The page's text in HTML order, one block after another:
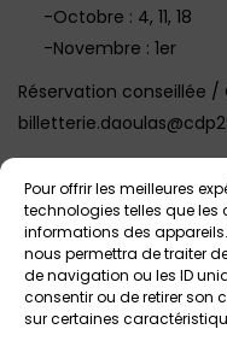
Pour offrir les meilleures
technologies telles que
informations des
nous permettra de traiter
de navigation ou les ID
consentir ou de retirer son
sur certaines
-Octobre : 4, 11, 18
-Novembre : 1er
Réservation conseillée
Autres